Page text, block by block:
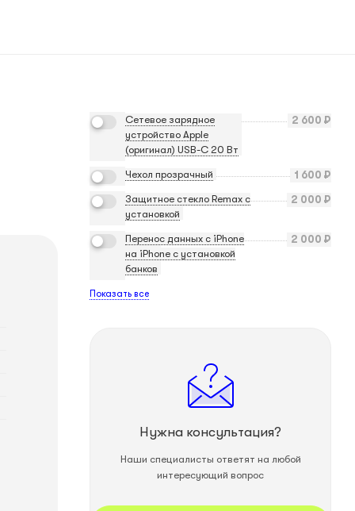
Сетевое зарядное
устройство Apple
(оригинал) USB-C 20 Вт
2 600 ₽
Чехол прозрачный 1 600 ₽
Защитное стекло Remax с
установкой
2 000 ₽
Перенос данных с iPhone
на iPhone с установкой
банков
2 000 ₽
Показать все
Нужна консультация?
Наши специалисты ответят на любой
интересующий вопрос